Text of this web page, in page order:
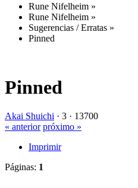
Rune Nifelheim »
Rune Nifelheim »
Sugerencias / Erratas »
Pinned
Pinned
Akai Shuichi · 3 · 13700
« anterior próximo »
Imprimir
Páginas: 1